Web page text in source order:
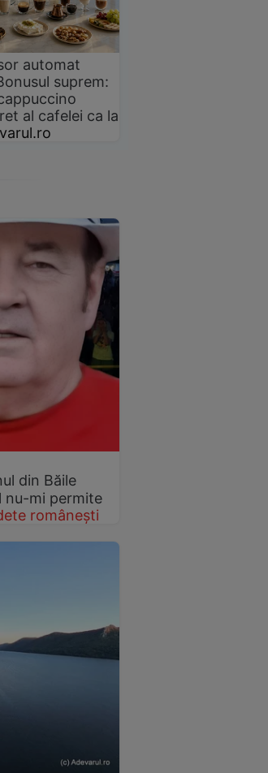
automat
suprem:
al cafelei ca la
din Băile
nu-mi permite
românești